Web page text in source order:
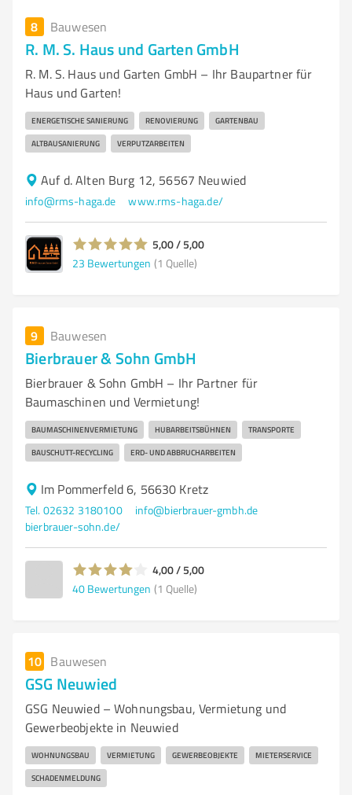
8 Bauwesen
R. M. S. Haus und Garten GmbH
R. M. S. Haus und Garten GmbH – Ihr Baupartner für
Haus und Garten!
ENERGETISCHE SANIERUNG RENOVIERUNG GARTENBAU
ALTBAUSANIERUNG VERPUTZARBEITEN
Auf d. Alten Burg 12, 56567 Neuwied
info@rms-haga.de www.rms-haga.de/
5,00 / 5,00
23 Bewertungen (1 Quelle)
9 Bauwesen
Bierbrauer & Sohn GmbH
Bierbrauer & Sohn GmbH – Ihr Partner für
Baumaschinen und Vermietung!
BAUMASCHINENVERMIETUNG HUBARBEITSBÜHNEN TRANSPORTE
BAUSCHUTT-RECYCLING ERD- UND ABBRUCHARBEITEN
Im Pommerfeld 6, 56630 Kretz
Tel. 02632 3180100
info@bierbrauer-gmbh.de
bierbrauer-sohn.de/
4,00 / 5,00
40 Bewertungen (1 Quelle)
10 Bauwesen
GSG Neuwied
GSG Neuwied – Wohnungsbau, Vermietung und
Gewerbeobjekte in Neuwied
WOHNUNGSBAU VERMIETUNG GEWERBEOBJEKTE MIETERSERVICE
SCHADENMELDUNG